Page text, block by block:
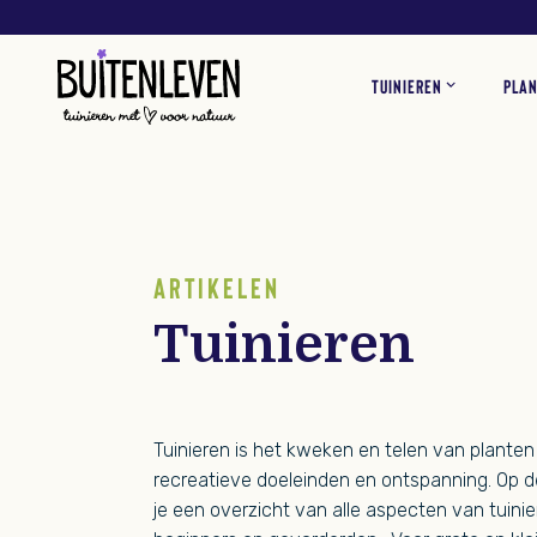
TUINIEREN
ARTIKELEN
Tuinieren
Tuinieren is het kweken en telen van
recreatieve doeleinden en ontspanning. Op
je een overzicht van alle aspecten van